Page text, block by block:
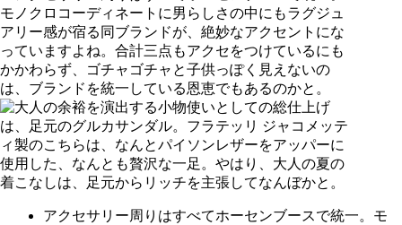
アクセサリー周りはすべてホーセンブースで統一。モ